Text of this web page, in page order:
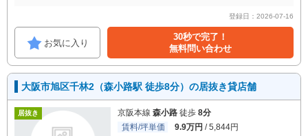
登録日：2026-07-16
お気に入り
30秒で完了！
無料問い合わせ
大阪市旭区千林2（森小路駅 徒歩8分）の居抜き貸店舗
居抜き 京阪本線 森小路 徒歩 8分
賃料/坪単価
9.9万円 / 5,844円